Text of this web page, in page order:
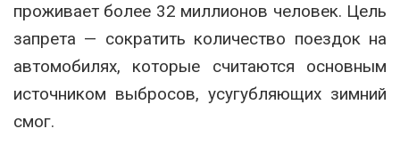
проживает более 32 миллионов человек. Цель
запрета — сократить количество поездок на
автомобилях, которые считаются основным
источником выбросов, усугубляющих зимний
смог.